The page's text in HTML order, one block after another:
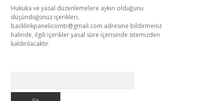
Hukuka ve yasal düzenlemelere aykırı olduğunu
düşündüğünüz içerikleri,
backlinkpanelicomtr@gmail.com adresine bildirmeniz
halinde, ilgili içerikler yasal süre içerisinde sitemizden
kaldırılacaktır.